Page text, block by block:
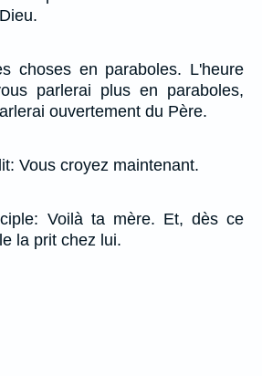
choses en paraboles. L'heure
parlerai plus en paraboles,
ouvertement du Père.
Vous croyez maintenant.
Voilà ta mère. Et, dès ce
la prit chez lui.